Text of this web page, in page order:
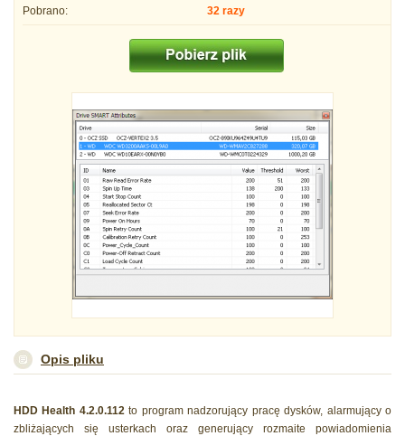
Pobrano: 32 razy
Opis pliku
HDD Health 4.2.0.112to program nadzorujący pracę dysków, alarmujący o
zbliżających się usterkach oraz generujący rozmaite powiadomienia